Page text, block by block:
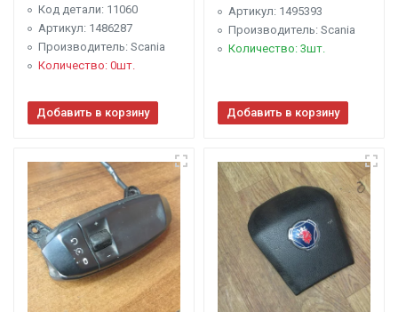
Код детали: 11060
Артикул: 1486287
Производитель: Scania
Количество: 0шт.
Добавить в корзину
Артикул: 1495393
Производитель: Scania
Количество: 3шт.
Добавить в корзину